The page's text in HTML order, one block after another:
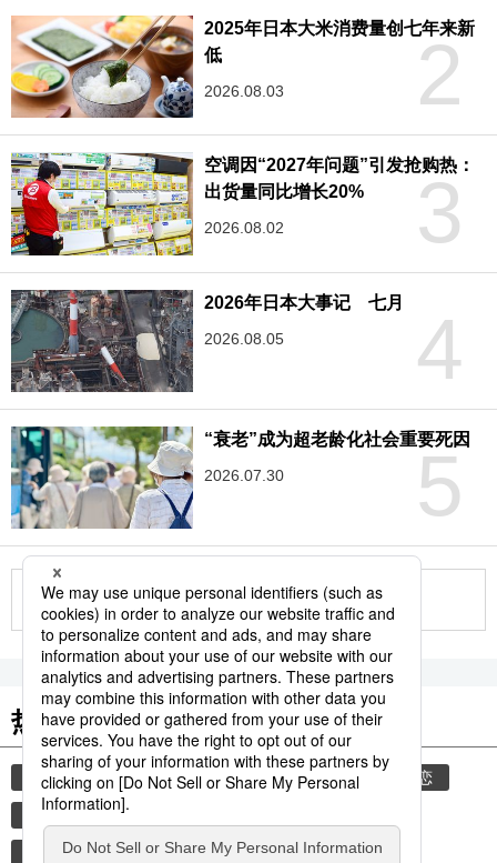
2
2025年日本大米消费量创七年来新
低
2026.08.03
3
空调因“2027年问题”引发抢购热：
出货量同比增长20%
2026.08.02
4
2026年日本大事记 七月
2026.08.05
5
“衰老”成为超老龄化社会重要死因
2026.07.30
更多
热门关键词
lgbt 双性恋者 同志 同性伴侣 同性恋
女同性恋者
性别认同障碍 性少数群体